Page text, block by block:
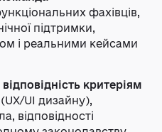
фахівців,
підтримки,
і реальними кейсами
критеріям
(UX/UI дизайну),
відповідності